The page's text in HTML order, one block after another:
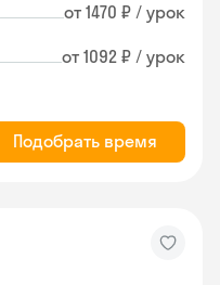
от 1470 ₽ / урок
от 1092 ₽ / урок
Подобрать время